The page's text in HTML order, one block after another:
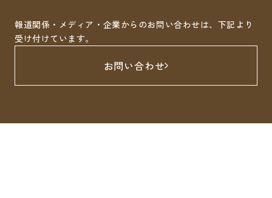
報道関係・メディア・企業からのお問い合わせは、下記より
受け付けています。
お問い合わせ